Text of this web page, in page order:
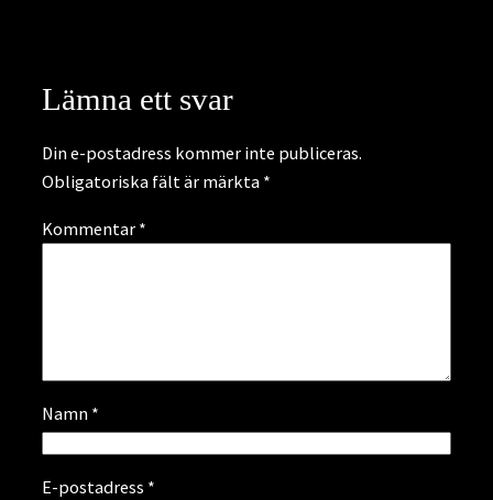
Lämna ett svar
Din e-postadress kommer inte publiceras.
Obligatoriska fält är märkta *
Kommentar *
Namn *
E-postadress *